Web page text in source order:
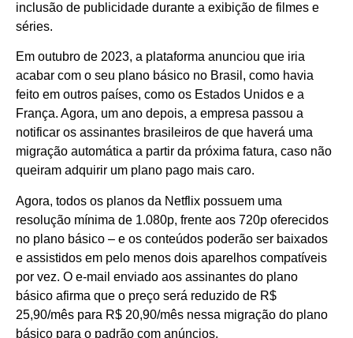
inclusão de publicidade durante a exibição de filmes e
séries.
Em outubro de 2023, a plataforma anunciou que iria
acabar com o seu plano básico no Brasil, como havia
feito em outros países, como os Estados Unidos e a
França. Agora, um ano depois, a empresa passou a
notificar os assinantes brasileiros de que haverá uma
migração automática a partir da próxima fatura, caso não
queiram adquirir um plano pago mais caro.
Agora, todos os planos da Netflix possuem uma
resolução mínima de 1.080p, frente aos 720p oferecidos
no plano básico – e os conteúdos poderão ser baixados
e assistidos em pelo menos dois aparelhos compatíveis
por vez. O e-mail enviado aos assinantes do plano
básico afirma que o preço será reduzido de R$
25,90/mês para R$ 20,90/mês nessa migração do plano
básico para o padrão com anúncios.